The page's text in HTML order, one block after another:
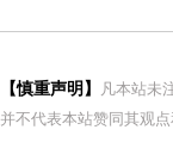
【慎重声明】
凡本站未
并不代表本站赞同其观